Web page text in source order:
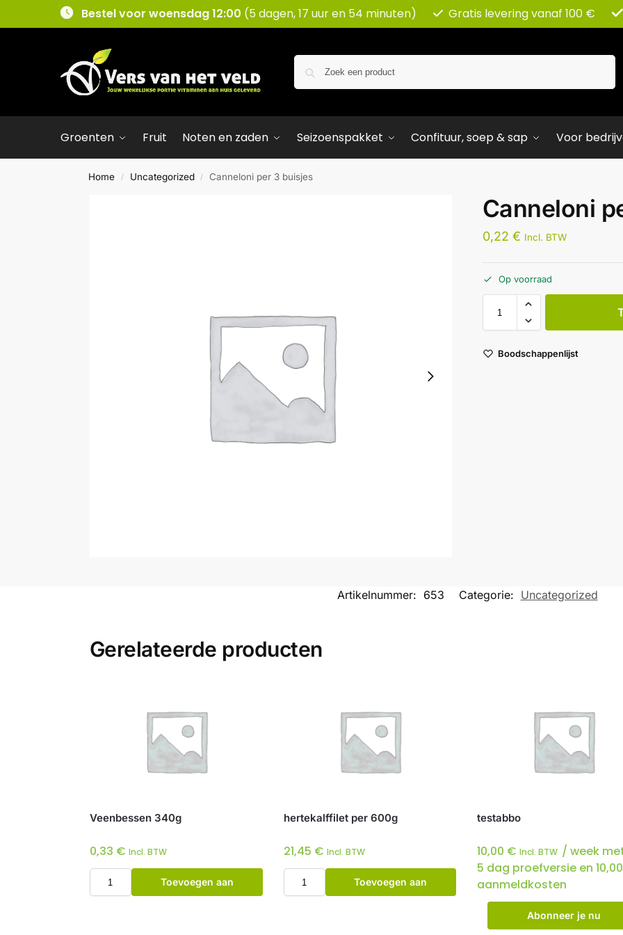
Bestel voor woensdag 12:00 (5 dagen, 17 uur en 54 minuten) Gratis levering vanaf 100 €
Groenten Fruit Noten en zaden Seizoenspakket Confituur, soep & sap Voor
Home / Uncategorized / Canneloni per 3 buisjes
Canneloni
0,22 € Incl. BTW
Op voorraad
Boodschappenlijst
Artikelnummer: 653 Categorie: Uncategorized
Gerelateerde producten
Veenbessen 340g
0,33 € Incl. BTW
Toevoegen aan
hertekalffilet per 600g
21,45 € Incl. BTW
Toevoegen aan
testabbo
10,00 € Incl. BTW / week
5 dag proefversie en10,00
aanmeldkosten
Abonneer je nu